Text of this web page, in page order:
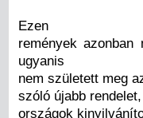
Ezen
remények
ugyanis
nem született meg
szóló újabb
országok